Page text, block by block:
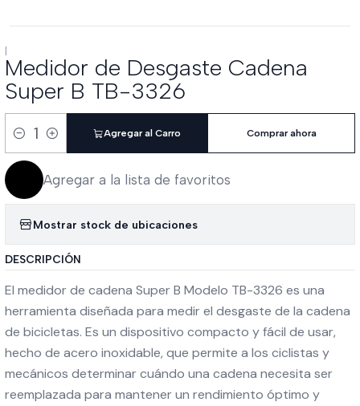
|
Medidor de Desgaste Cadena
Super B TB-3326
Cantidad
Agregar al Carro Comprar ahora
Agregar a la lista de favoritos
Mostrar stock de ubicaciones
DESCRIPCIÓN
El medidor de cadena Super B Modelo TB-3326 es una
herramienta diseñada para medir el desgaste de la cadena
de bicicletas. Es un dispositivo compacto y fácil de usar,
hecho de acero inoxidable, que permite a los ciclistas y
mecánicos determinar cuándo una cadena necesita ser
reemplazada para mantener un rendimiento óptimo y